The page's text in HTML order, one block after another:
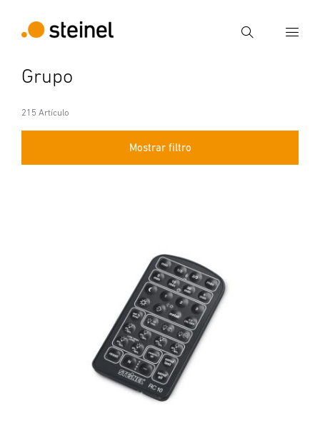
Búsqueda
Grupo
215 Artículo
Mostrar filtro